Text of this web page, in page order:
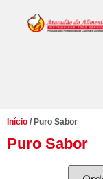
Início / Puro Sabor
Puro Sabor